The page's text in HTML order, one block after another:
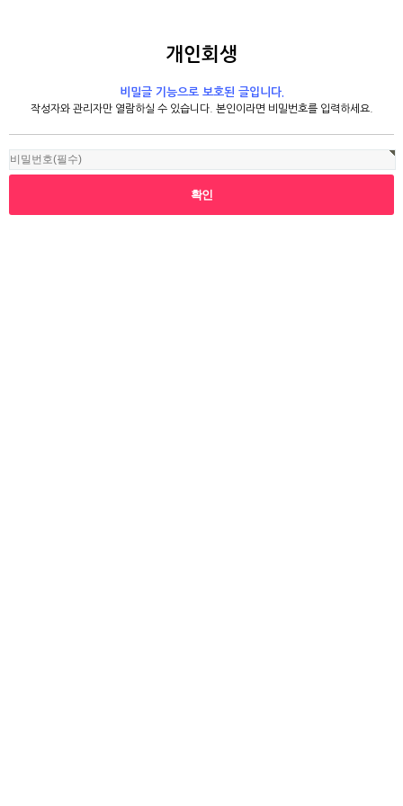
개인회생
비밀글 기능으로 보호된 글입니다.
작성자와 관리자만 열람하실 수 있습니다. 본인이라면 비밀번호를 입력하세요.